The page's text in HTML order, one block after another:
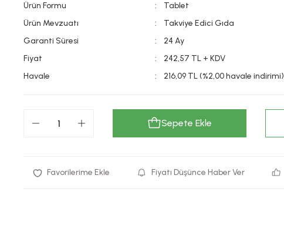
Ürün Formu
Tablet
Ürün Mevzuatı
Takviye Edici Gıda
Garanti Süresi
24 Ay
Fiyat
242,57 TL + KDV
Havale
216,09 TL (%2,00 havale indirimi)
Sepete Ekle
Fiyatı Düşünce Haber Ver